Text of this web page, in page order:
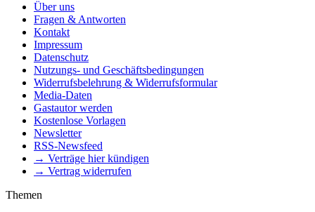
Über uns
Fragen & Antworten
Kontakt
Impressum
Datenschutz
Nutzungs- und Geschäftsbedingungen
Widerrufsbelehrung & Widerrufsformular
Media-Daten
Gastautor werden
Kostenlose Vorlagen
Newsletter
RSS-Newsfeed
→ Verträge hier kündigen
→ Vertrag widerrufen
Themen